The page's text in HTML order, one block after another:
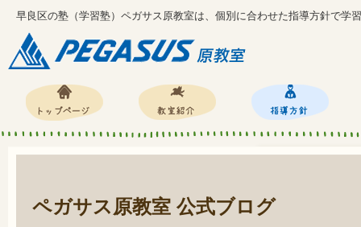
早良区の塾（学習塾）ペガサス原教室は、個別に合わせた指導方針で学
ペガサス原教室 公式ブログ